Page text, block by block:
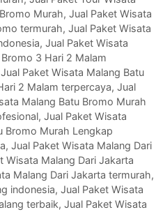
Murah, Jual Paket Wisata
termurah, Jual Paket Wisata
, Jual Paket Wisata
3 Hari 2 Malam
Jual Paket Wisata Malang Batu
2 Malam terpercaya, Jual
Malang Batu Bromo Murah
, Jual Paket Wisata
Bromo Murah Lengkap
, Jual Paket Wisata Malang Dari
Wisata Malang Dari Jakarta
Malang Dari Jakarta termurah,
indonesia, Jual Paket Wisata
terbaik, Jual Paket Wisata